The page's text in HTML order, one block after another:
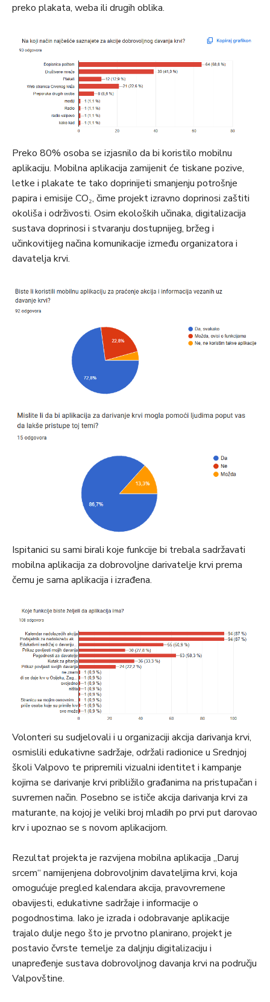
preko plakata, weba ili drugih oblika.
Preko 80% osoba se izjasnilo da bi koristilo mobilnu
aplikaciju. Mobilna aplikacija zamijenit će tiskane pozive,
letke i plakate te tako doprinijeti smanjenju potrošnje
papira i emisije CO₂, čime projekt izravno doprinosi zaštiti
okoliša i održivosti. Osim ekoloških učinaka, digitalizacija
sustava doprinosi i stvaranju dostupnijeg, bržeg i
učinkovitijeg načina komunikacije između organizatora i
davatelja krvi.
Ispitanici su sami birali koje funkcije bi trebala sadržavati
mobilna aplikacija za dobrovoljne darivatelje krvi prema
čemu je sama aplikacija i izrađena.
Volonteri su sudjelovali i u organizaciji akcija darivanja krvi,
osmislili edukativne sadržaje, održali radionice u Srednjoj
školi Valpovo te pripremili vizualni identitet i kampanje
kojima se darivanje krvi približilo građanima na pristupačan i
suvremen način. Posebno se ističe akcija darivanja krvi za
maturante, na kojoj je veliki broj mladih po prvi put darovao
krv i upoznao se s novom aplikacijom.
Rezultat projekta je razvijena mobilna aplikacija „Daruj
srcem“ namijenjena dobrovoljnim davateljima krvi, koja
omogućuje pregled kalendara akcija, pravovremene
obavijesti, edukativne sadržaje i informacije o
pogodnostima. Iako je izrada i odobravanje aplikacije
trajalo dulje nego što je prvotno planirano, projekt je
postavio čvrste temelje za daljnju digitalizaciju i
unapređenje sustava dobrovoljnog davanja krvi na području
Valpovštine.